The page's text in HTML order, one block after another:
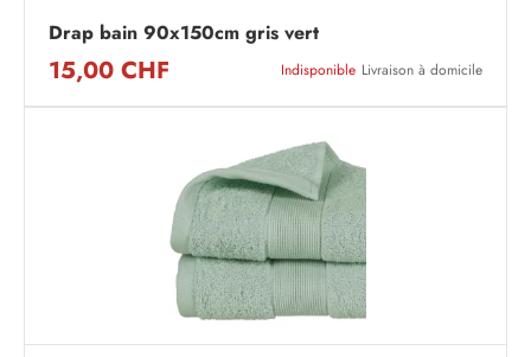
Drap bain 90x150cm gris vert
15,00 CHF Indisponible Livraison à domicile